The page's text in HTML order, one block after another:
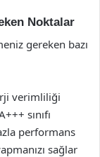
Noktalar
gereken bazı
verimliliği
sınıfı
performans
sağlar